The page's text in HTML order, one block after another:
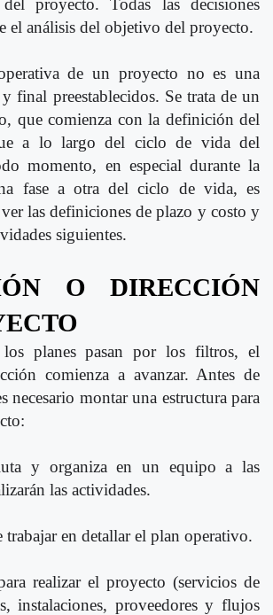
proyecto. Todas las decisiones
el análisis del objetivo del proyecto.
de un proyecto no es una
final preestablecidos. Se trata de un
que comienza con la definición del
a lo largo del ciclo de vida del
momento, en especial durante la
fase a otra del ciclo de vida, es
las definiciones de plazo y costo y
siguientes.
O DIRECCIÓN
planes pasan por los filtros, el
comienza a avanzar. Antes de
necesario montar una estructura para
y organiza en un equipo a las
las actividades.
trabajar en detallar el plan operativo.
realizar el proyecto (servicios de
instalaciones, proveedores y flujos